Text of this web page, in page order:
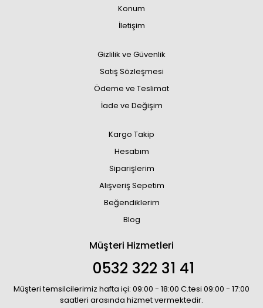
Konum
İletişim
Gizlilik ve Güvenlik
Satış Sözleşmesi
Ödeme ve Teslimat
İade ve Değişim
Kargo Takip
Hesabım
Siparişlerim
Alışveriş Sepetim
Beğendiklerim
Blog
Müşteri Hizmetleri
0532 322 31 41
Müşteri temsilcilerimiz hafta içi: 09:00 - 18:00 C.tesi 09:00 - 17:00
saatleri arasında hizmet vermektedir.